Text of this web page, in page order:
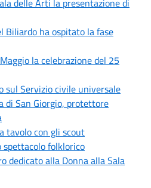
Biliardo ha ospitato la fase
la celebrazione del 25
sul Servizio civile universale
di San Giorgio, protettore
tavolo con gli scout
spettacolo folklorico
dedicato alla Donna alla Sala